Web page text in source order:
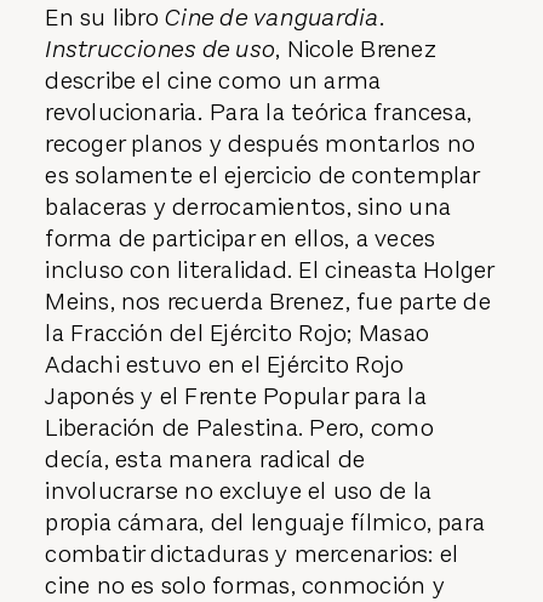
En su libroCine de vanguardia.
Instrucciones de uso, Nicole Brenez
describe el cine como un arma
revolucionaria. Para la teórica francesa,
recoger planos y después montarlos no
es solamente el ejercicio de contemplar
balaceras y derrocamientos, sino una
forma de participar en ellos, a veces
incluso con literalidad. El cineasta Holger
Meins, nos recuerda Brenez, fue parte de
la Fracción del Ejército Rojo; Masao
Adachi estuvo en el Ejército Rojo
Japonés y el Frente Popular para la
Liberación de Palestina. Pero, como
decía, esta manera radical de
involucrarse no excluye el uso de la
propia cámara, del lenguaje fílmico, para
combatir dictaduras y mercenarios: el
cine no es solo formas, conmoción y